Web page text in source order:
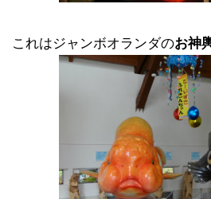
これはジャンボオランダのお神